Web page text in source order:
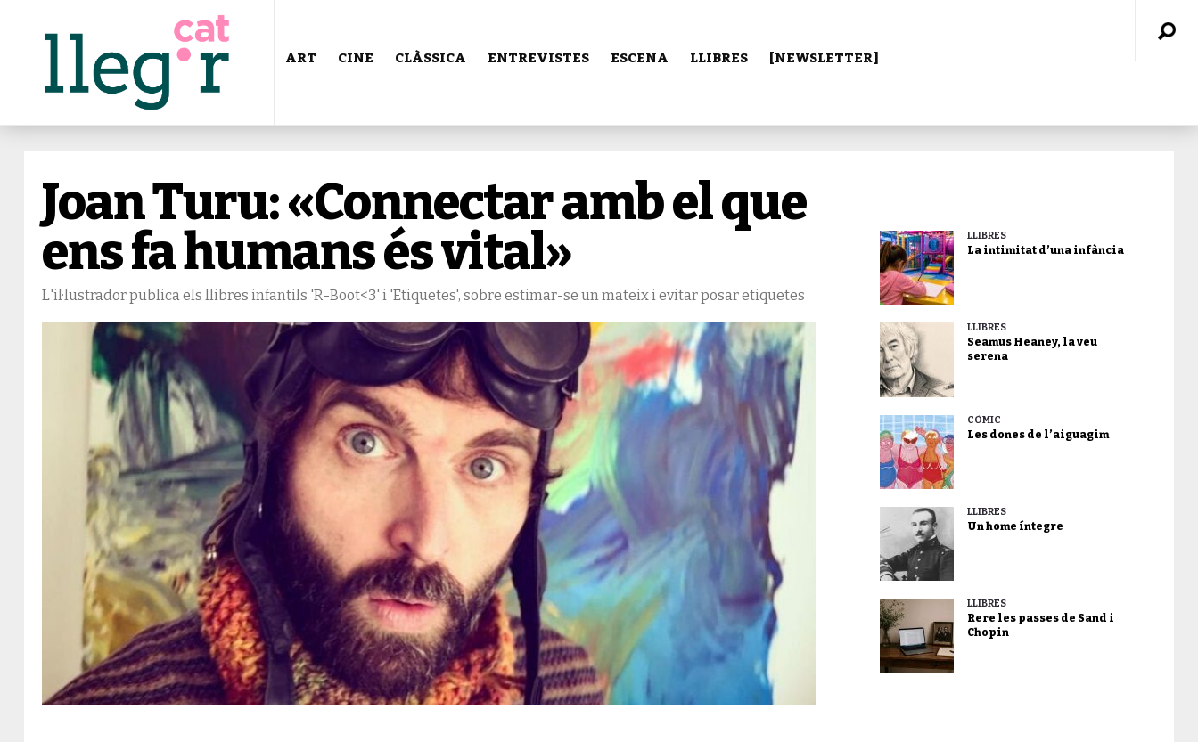
ART CINE CLÀSSICA ENTREVISTES ESCENA LLIBRES [NEWSLETTER]
Joan Turu: «Connectar amb el que
ens fa humans és vital»
L'il·lustrador publica els llibres infantils 'R-Boot<3' i 'Etiquetes', sobre estimar-se un mateix i evitar posar etiquetes
LLIBRES
La intimitat d’una infància
LLIBRES
Seamus Heaney, la veu
serena
CÒMIC
Les dones de l’aiguagim
LLIBRES
Un home íntegre
LLIBRES
Rere les passes de Sand i
Chopin